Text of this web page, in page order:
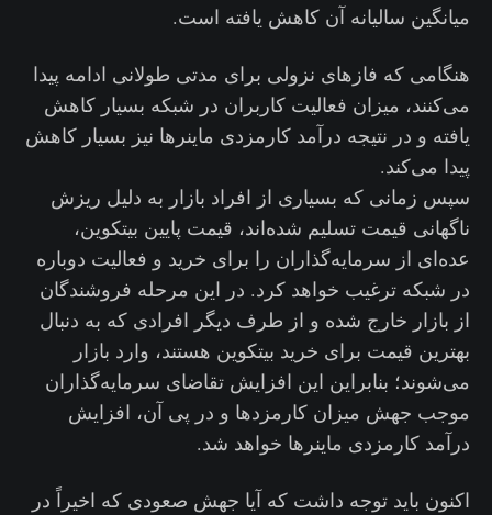
میانگین سالیانه آن کاهش یافته است.
هنگامی که فازهای نزولی برای مدتی طولانی ادامه پیدا
می‌کنند، میزان فعالیت کاربران در شبکه بسیار کاهش
یافته و در نتیجه درآمد کارمزدی ماینرها نیز بسیار کاهش
پیدا می‌کند‌.
سپس زمانی که بسیاری از افراد بازار به دلیل ریزش
ناگهانی قیمت تسلیم شده‌اند، قیمت پایین بیتکوین،
عده‌ای از سرمایه‌گذاران را برای خرید و فعالیت دوباره
در شبکه ترغیب خواهد کرد. در این مرحله فروشندگان
از بازار خارج شده و از طرف دیگر افرادی که به دنبال
بهترین قیمت برای خرید بیتکوین هستند، وارد بازار
می‌شوند؛ بنابراین این افزایش تقاضای سرمایه‌گذاران
موجب جهش میزان کارمزدها و در پی آن، افزایش
درآمد کارمزدی ماینرها خواهد شد.
اکنون باید توجه داشت که آیا جهش صعودی که اخیراً در